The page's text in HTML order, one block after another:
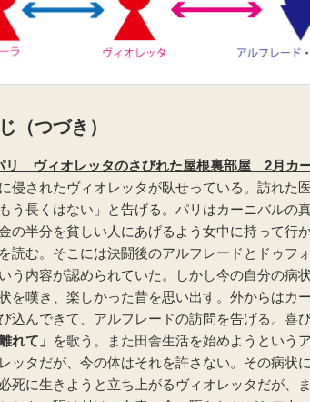
（つづき）
ヴィオレッタのさびれた屋根裏部屋 2月カ
侵されたヴィオレッタが臥せっている。訪れた
う長くはない」と告げる。パリはカーニバルの
の半分を貧しい人にあげるよう女中に持って行
読む。そこには決闘後のアルフレードとドゥフ
う内容が認められていた。しかし今の自分の病
を嘆き、楽しかった昔を思い出す。外からはカ
込んできて、アルフレードの訪問を告げる。喜
れて」 を歌う。また田舎生活を始めようという
ッタだが、今の体はそれを許さない。その病状
死に生きようと立ち上がるヴィオレッタだが、